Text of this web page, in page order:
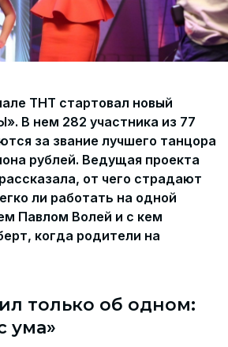
ТНТ стартовал новый
В нем 282 участника из 77
за звание лучшего танцора
рублей. Ведущая проекта
от чего страдают
ли работать на одной
Павлом Волей и с кем
когда родители на
только об одном:
ума»
на обработку